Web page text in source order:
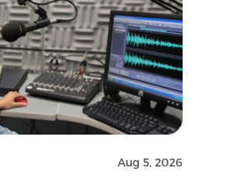
Aug 5, 2026